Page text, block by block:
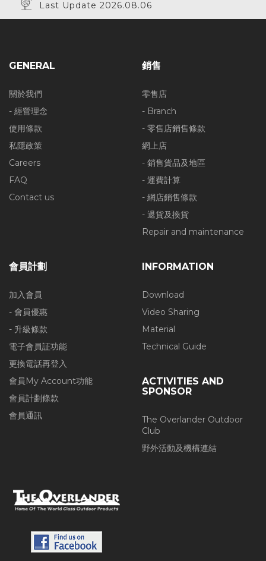
Last Update 2026.08.06
GENERAL
關於我們
- 經營理念
使用條款
私隱政策
Careers
FAQ
Contact us
銷售
零售店
- Branch
- 零售店銷售條款
網上店
- 銷售貨品及地區
- 運費計算
- 網店銷售條款
- 退貨及換貨
Repair and maintenance
會員計劃
加入會員
- 會員優惠
- 升級條款
電子會員証功能
更換電話再登入
會員My Account功能
會員計劃條款
會員通訊
INFORMATION
Download
Video Sharing
Material
Technical Guide
ACTIVITIES AND
SPONSOR
The Overlander Outdoor
Club
野外活動及機構連結